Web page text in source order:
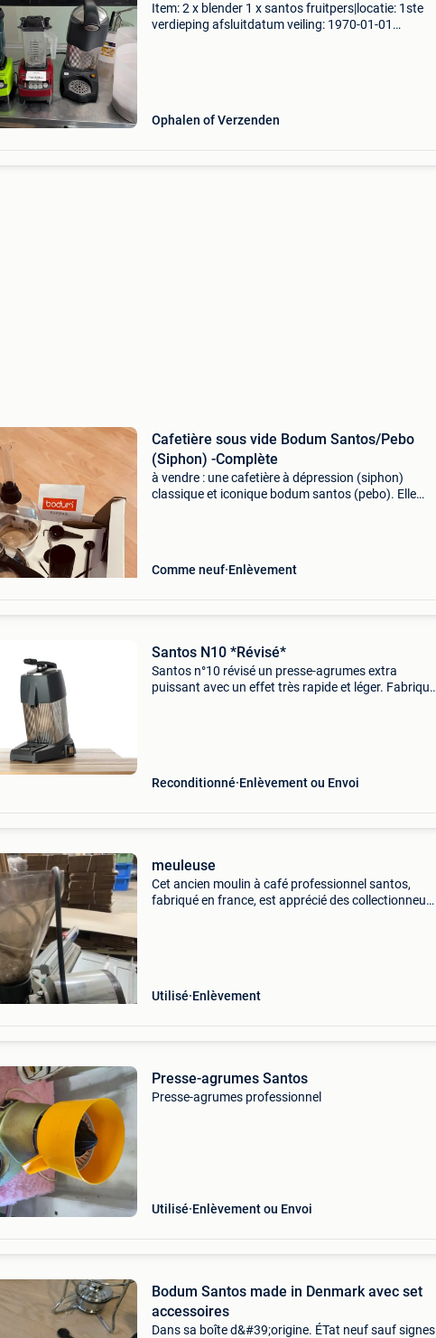
Item: 2 x blender 1 x santos fruitpers|locatie: 1ste
verdieping afsluitdatum veiling: 1970-01-01
Ophalen of Verzenden
Cafetière sous vide Bodum Santos/Pebo
(Siphon) -Complète
à vendre : une cafetière à dépression (siphon)
classique et iconique bodum santos (pebo). Elle
Comme neuf Enlèvement
Santos N10 *Révisé*
Santos n°10 révisé un presse-agrumes extra
puissant avec un effet très rapide et léger. Fabriqué
Reconditionné Enlèvement ou Envoi
meuleuse
Cet ancien moulin à café professionnel santos,
fabriqué en france, est apprécié des collectionneurs
Utilisé Enlèvement
Presse-agrumes Santos
Presse-agrumes professionnel
Utilisé Enlèvement ou Envoi
Bodum Santos made in Denmark avec set
accessoires
Dans sa boîte d&#39;origine. ÉTat neuf sauf signes